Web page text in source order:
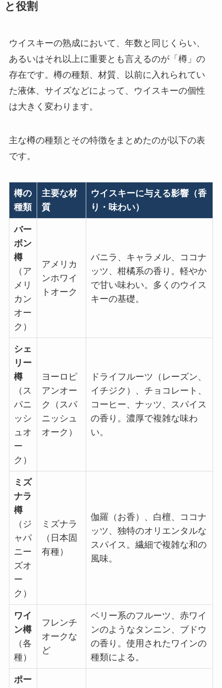
と役割
ウイスキーの熟成において、年数と同じくらい、
あるいはそれ以上に重要とも言えるのが「樽」の
存在です。樽の種類、材質、以前に入れられてい
た液体、サイズなどによって、ウイスキーの個性
は大きく変わります。
主な樽の種類とその特徴をまとめたのが以下の表
です。
樽の
種類
主要な材
質
ウイスキーに与える影響（香
り・味わい）
バー
ボン
樽
（ア
メリ
カン
オー
ク）
アメリカ
ンホワイ
トオーク
バニラ、キャラメル、ココナ
ッツ、柑橘系の香り。軽やか
で甘い味わい。多くのウイス
キーの基礎。
シェ
リー
樽
（ス
パニ
ッシ
ュオ
ー
ク）
ヨーロピ
アンオー
ク（スパ
ニッシュ
オーク）
ドライフルーツ（レーズン、
イチジク）、チョコレート、
コーヒー、ナッツ、スパイス
の香り。濃厚で複雑な味わ
い。
ミズ
ナラ
樽
（ジ
ャパ
ニー
ズオ
ー
ク）
ミズナラ
（日本固
有種）
伽羅（お香）、白檀、ココナ
ッツ、独特のオリエンタルな
スパイス。繊細で複雑な和の
風味。
ワイ
ン樽
（各
種）
フレンチ
オークな
ど
ベリー系のフルーツ、赤ワイ
ンのようなタンニン、ブドウ
の香り。使用されたワインの
種類による。
ポー